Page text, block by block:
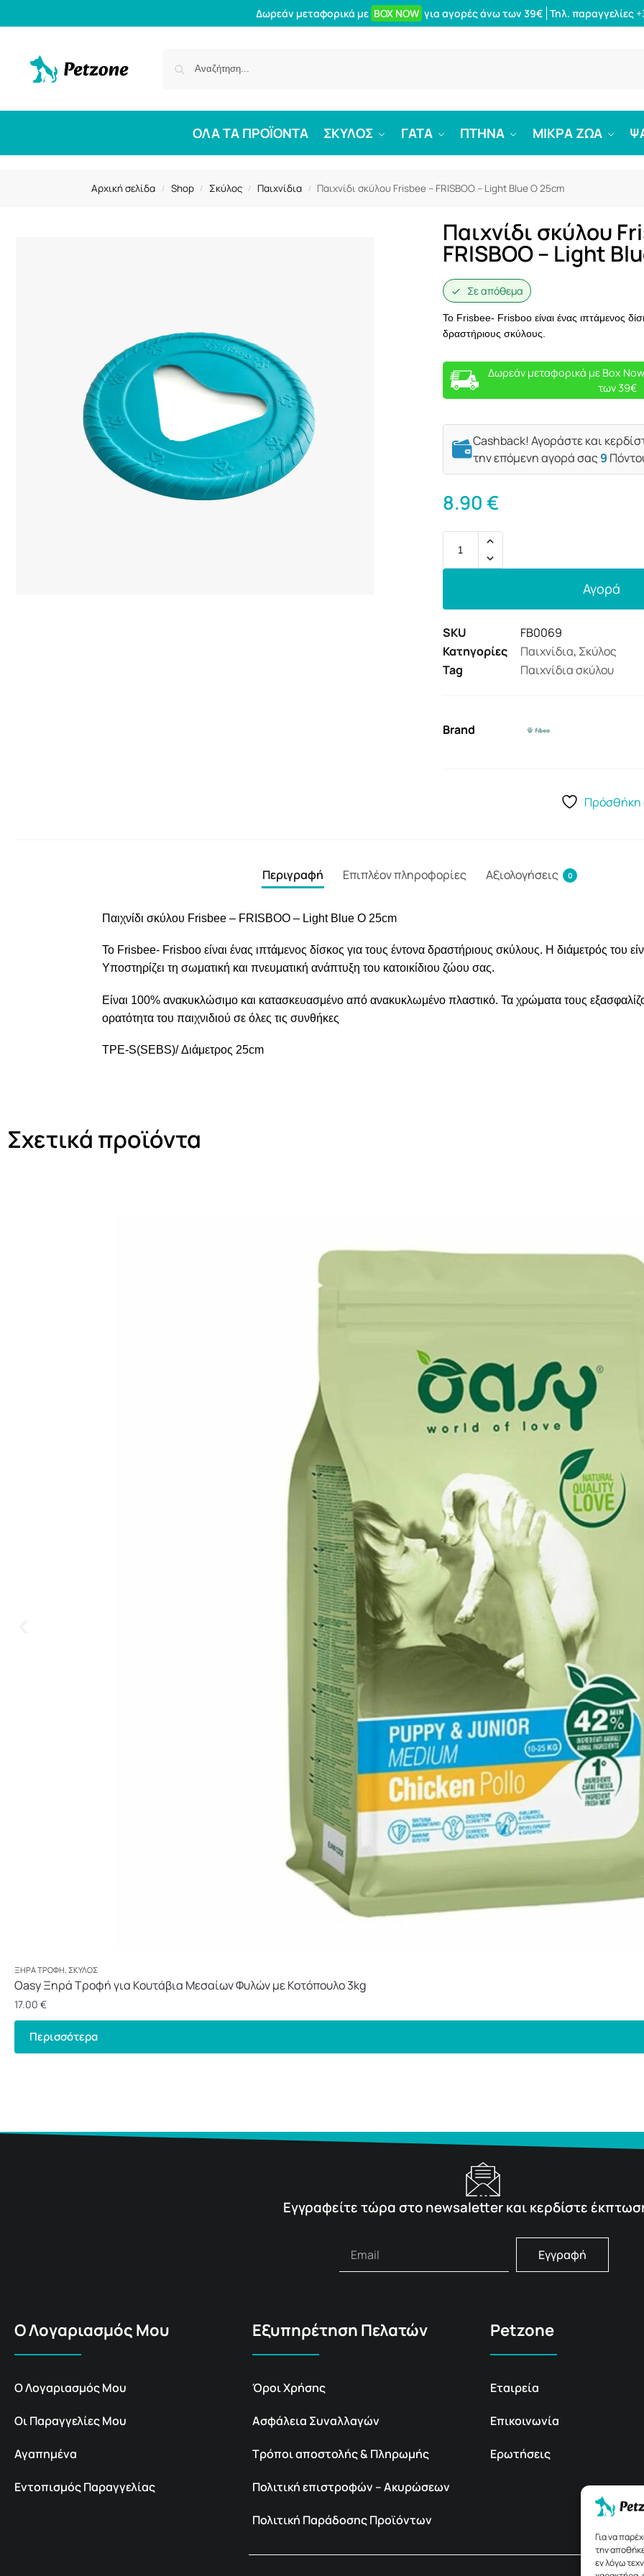
Για να
την
εν λόγω
Δωρεάν μεταφορικά με BOX NOW για αγορές άνω των 39€ Τηλ. παραγγελίες
ΟΛΑ ΤΑ ΠΡΟΪΟΝΤΑ ΣΚΥΛΟΣ ΓΑΤΑ ΠΤΗΝΑ ΜΙΚΡΑ ΖΩΑ
Αρχική σελίδα / Shop / Σκύλος / Παιχνίδια / Παιχνίδι σκύλου Frisbee – FRISBOO – Light Blue O 25cm
Παιχνίδι σκύλου
FRISBOO – Light
Σε απόθεμα
Το Frisbee- Frisboo είναι ένας ιπτάμενος
δραστήριους σκύλους.
Δωρεάν μεταφορικά με Box
των 39€
Cashback! Αγοράστε και
την επόμενη αγορά σας9
8.90€
Αγορά
SKU
FB0069
Κατηγορίες
Παιχνίδια, Σκύλος
Tag
Παιχνίδια σκύλου
Brand
Πρόσθήκη
Περιγραφή Επιπλέον πληροφορίες Αξιολογήσεις 0
Παιχνίδι σκύλου Frisbee – FRISBOO – Light Blue O 25cm
Το Frisbee- Frisboo είναι ένας ιπτάμενος δίσκος για τους έντονα δραστήριους σκύλους. Η διάμετρός του
Υποστηρίζει τη σωματική και πνευματική ανάπτυξη του κατοικίδιου ζώου σας.
Είναι 100% ανακυκλώσιμο και κατασκευασμένο από ανακυκλωμένο πλαστικό. Τα χρώματα τους
ορατότητα του παιχνιδιού σε όλες τις συνθήκες
TPE-S(SEBS)/ Διάμετρος 25cm
Σχετικά προϊόντα
ΞΗΡΆ ΤΡΟΦΉ ΣΚΎΛΟΣ
Oasy Ξηρά Τροφή για Κουτάβια Μεσαίων Φυλών με Κοτόπουλο 3kg
17.00 €
Περισσότερα
Εγγραφείτε τώρα στο newsaletter και κερδίστε
Εγγραφή
Ο Λογαριασμός Μου
Ο Λογαριασμός Μου
Οι Παραγγελίες Μου
Αγαπημένα
Εντοπισμός Παραγγελίας
Εξυπηρέτηση Πελατών
Όροι Χρήσης
Ασφάλεια Συναλλαγών
Τρόποι αποστολής & Πληρωμής
Πολιτική επιστροφών – Ακυρώσεων
Πολιτική Παράδοσης Προϊόντων
Petzone
Εταιρεία
Επικοινωνία
Ερωτήσεις